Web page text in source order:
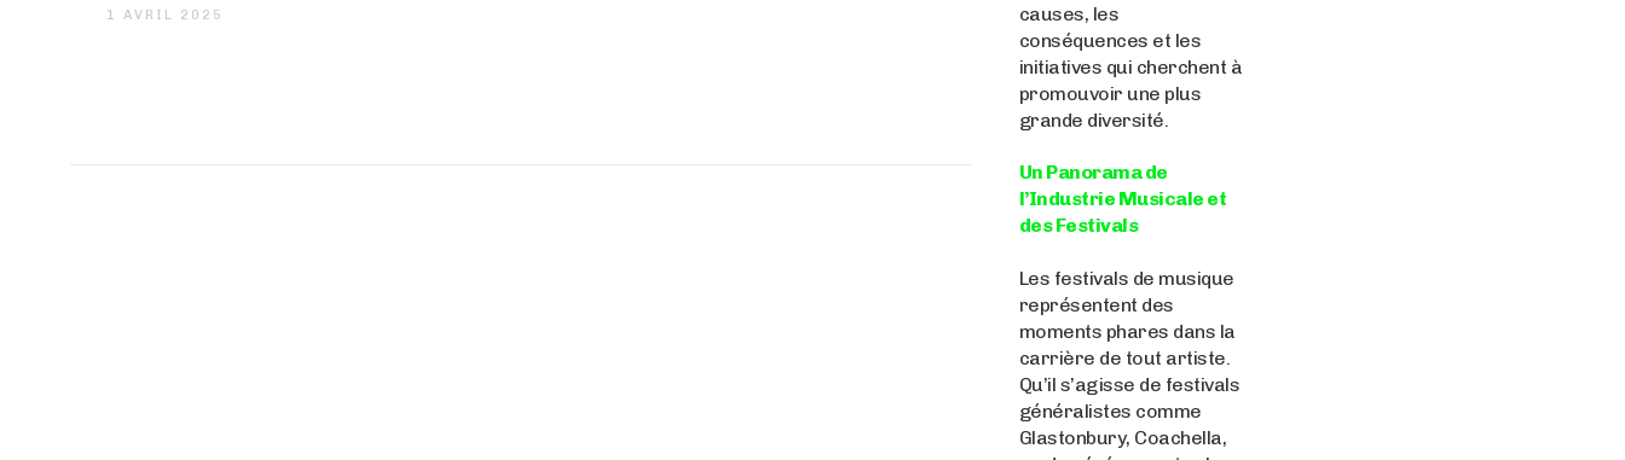
1 AVRIL 2025
causes, les
conséquences et les
initiatives qui cherchent à
promouvoir une plus
grande diversité.
Un Panorama de
l’Industrie Musicale et
des Festivals
Les festivals de musique
représentent des
moments phares dans la
carrière de tout artiste.
Qu’il s’agisse de festivals
généralistes comme
Glastonbury, Coachella,